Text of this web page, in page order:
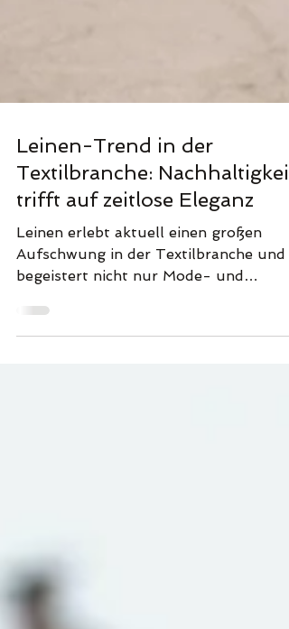
Leinen-Trend in der
Textilbranche: Nachhaltigkeit
trifft auf zeitlose Eleganz
Aufschwung in der Textilbranche und
begeistert nicht nur Mode- und